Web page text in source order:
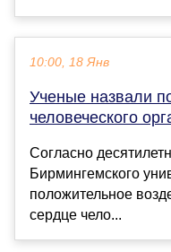
10:00, 18 Янв
Ученые назвали
человеческого
Согласно
Бирмингемского
положительное
сердце чело...